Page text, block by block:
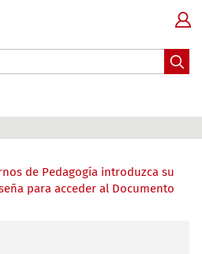
de Pedagogía introduzca su
para acceder al Documento